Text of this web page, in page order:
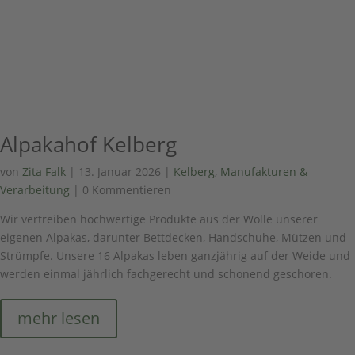
Alpakahof Kelberg
von Zita Falk | 13. Januar 2026 | Kelberg, Manufakturen &
Verarbeitung | 0 Kommentieren
Wir vertreiben hochwertige Produkte aus der Wolle unserer
eigenen Alpakas, darunter Bettdecken, Handschuhe, Mützen und
Strümpfe. Unsere 16 Alpakas leben ganzjährig auf der Weide und
werden einmal jährlich fachgerecht und schonend geschoren.
mehr lesen